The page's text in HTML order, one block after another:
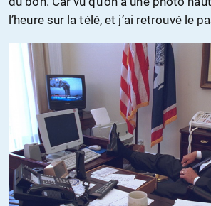
l’heure sur la télé, et j’ai retrouvé le